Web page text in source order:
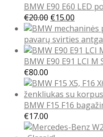
BMW E90 E60 LED
€20.00 Original
price
was:
€20.00.
€15.00
price
is:
€15.00.
pavarų svirties
BMW E90 E91 LCI
€80.00
BMW F15 F16
€17.00